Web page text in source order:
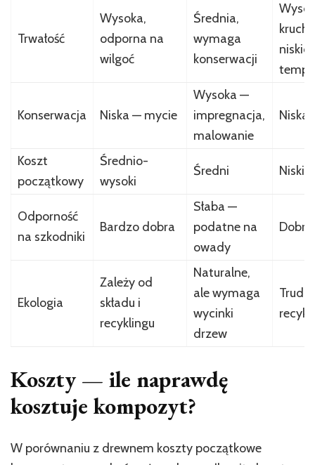
Trwałość
Wysoka,
odporna na
wilgoć
Średnia,
wymaga
konserwacji
Konserwacja Niska — mycie
Wysoka —
impregnacja,
malowanie
Niska
Koszt
początkowy
Średnio-
wysoki
Średni Niski-
Odporność
na szkodniki
Bardzo dobra
Słaba —
podatne na
owady
Dobra
Ekologia
Zależy od
składu i
recyklingu
Naturalne,
ale wymaga
wycinki
drzew
Koszty — ile naprawdę
kosztuje kompozyt?
W porównaniu z drewnem koszty początkowe